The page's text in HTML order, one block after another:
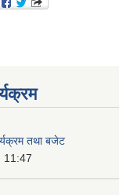
तथा बजेट
11:47